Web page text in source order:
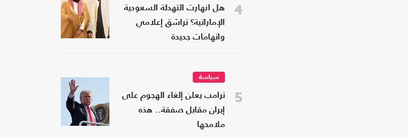
4
هل انهارت التهدئة السعودية
الإماراتية؟ تراشق إعلامي
واتهامات جديدة
5
سياسة
ترامب يعلن إلغاء الهجوم على
إيران مقابل صفقة.. هذه
ملامحها